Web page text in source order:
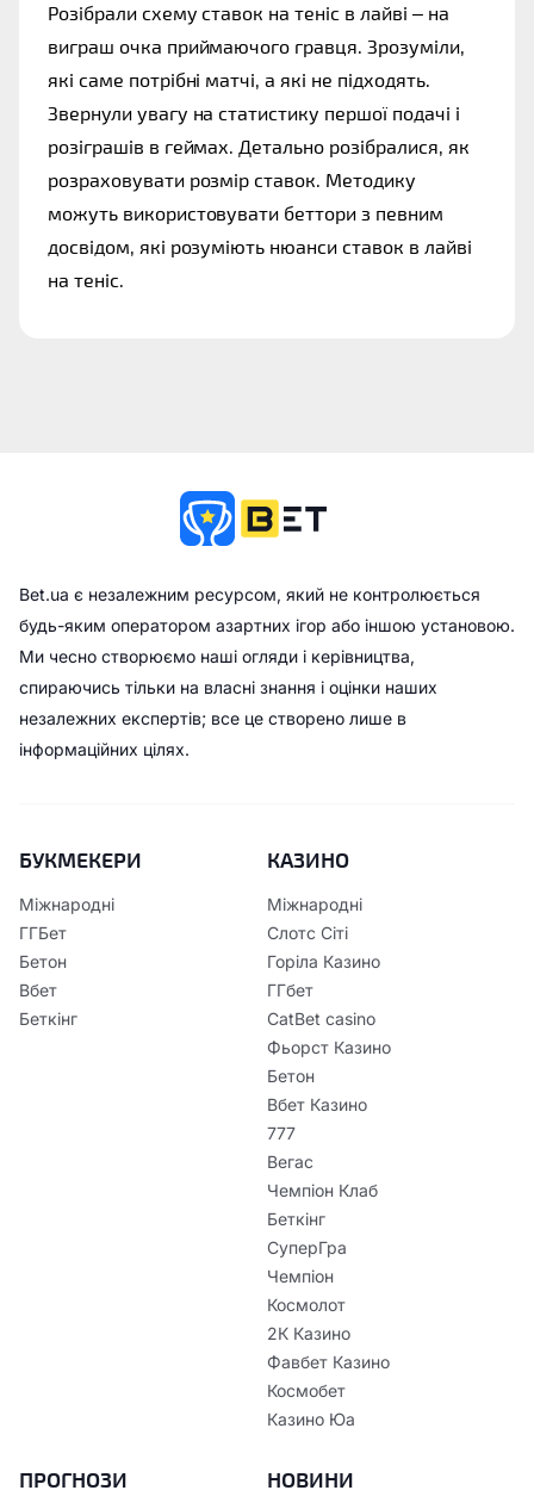
Розібрали схему ставок на теніс в лайві – на
виграш очка приймаючого гравця. Зрозуміли,
які саме потрібні матчі, а які не підходять.
Звернули увагу на статистику першої подачі і
розіграшів в геймах. Детально розібралися, як
розраховувати розмір ставок. Методику
можуть використовувати беттори з певним
досвідом, які розуміють нюанси ставок в лайві
на теніс.
Bet.ua є незалежним ресурсом, який не контролюється
будь-яким оператором азартних ігор або іншою установою.
Ми чесно створюємо наші огляди і керівництва,
спираючись тільки на власні знання і оцінки наших
незалежних експертів; все це створено лише в
інформаційних цілях.
БУКМЕКЕРИ
Міжнародні
ГГБет
Бетон
Вбет
Беткінг
КАЗИНО
Міжнародні
Слотс Сіті
Горіла Казино
ГГбет
CatBet casino
Фьорст Казино
Бетон
Вбет Казино
777
Вегас
Чемпіон Клаб
Беткінг
СуперГра
Чемпіон
Космолот
2К Казино
Фавбет Казино
Космобет
Казино Юа
ПРОГНОЗИ НОВИНИ